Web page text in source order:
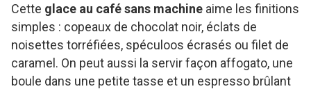
Cette glace au café sans machine aime les finitions
simples : copeaux de chocolat noir, éclats de
noisettes torréfiées, spéculoos écrasés ou filet de
caramel. On peut aussi la servir façon affogato, une
boule dans une petite tasse et un espresso brûlant